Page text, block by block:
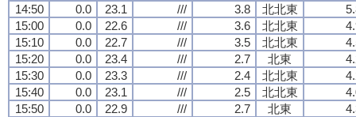
14:50 0.0 23.1 /// 3.8 北北東
15:00
0.0 22.6 /// 3.6 北北東
15:10
0.0 22.7 /// 3.5 北北東
15:20
0.0 23.4 /// 2.7 北東
15:30
0.0 23.3 /// 2.4 北北東
15:40
0.0 23.1 /// 2.5 北北東
15:50
0.0 22.9 /// 2.7 北東